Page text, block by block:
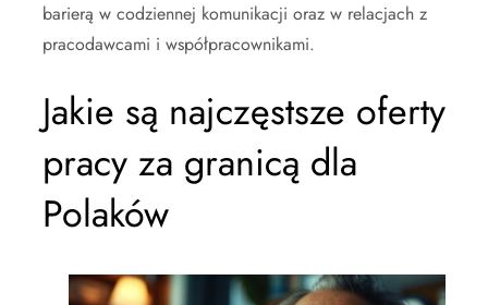
barierą w codziennej komunikacji oraz w relacjach z
pracodawcami i współpracownikami.
Jakie są najczęstsze oferty
pracy za granicą dla
Polaków